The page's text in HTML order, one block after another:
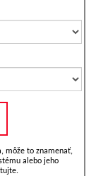
môže to znamenať,
alebo jeho